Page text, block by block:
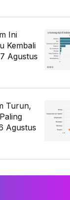
Ini
Kembali
Agustus
Turun,
Agustus